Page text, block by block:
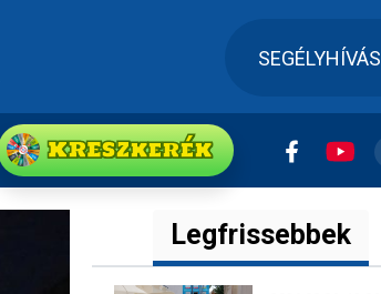
SEGÉLYHÍVÁS
KRESZkerék
Legfrissebbek